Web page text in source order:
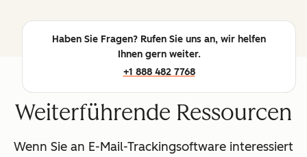
Haben Sie Fragen? Rufen Sie uns an, wir helfen
Ihnen gern weiter.
+1 888 482 7768
Weiterführende Ressourcen
Wenn Sie an E-Mail-Trackingsoftware interessiert